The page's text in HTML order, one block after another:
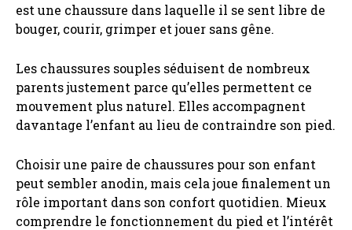
est une chaussure dans laquelle il se sent libre de
bouger, courir, grimper et jouer sans gêne.
Les chaussures souples séduisent de nombreux
parents justement parce qu’elles permettent ce
mouvement plus naturel. Elles accompagnent
davantage l’enfant au lieu de contraindre son pied.
Choisir une paire de chaussures pour son enfant
peut sembler anodin, mais cela joue finalement un
rôle important dans son confort quotidien. Mieux
comprendre le fonctionnement du pied et l’intérêt